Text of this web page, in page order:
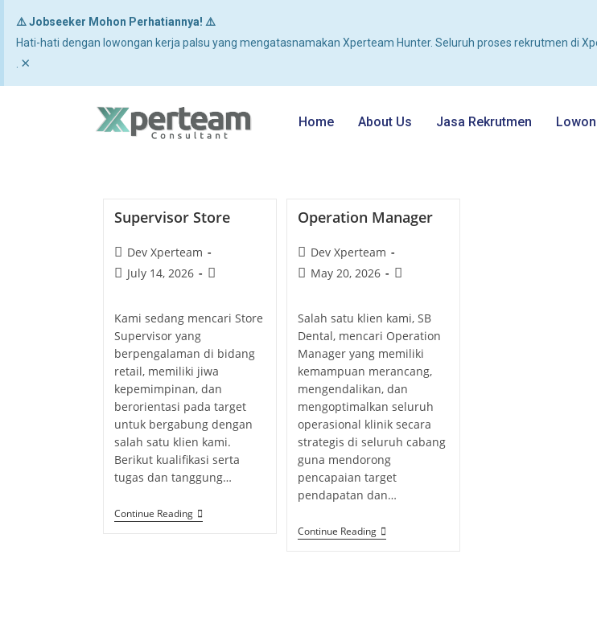
⚠️ Jobseeker Mohon Perhatiannya! ⚠️
Hati-hati dengan lowongan kerja palsu yang mengatasnamakan Xperteam Hunter. Seluruh proses rekrutmen di
×
Home About Us Jasa Rekrutmen
Supervisor Store
Dev Xperteam
July 14, 2026
Kami sedang mencari Store
Supervisor yang
berpengalaman di bidang
retail, memiliki jiwa
kepemimpinan, dan
berorientasi pada target
untuk bergabung dengan
salah satu klien kami.
Berikut kualifikasi serta
tugas dan tanggung…
Continue Reading
Operation Manager
Dev Xperteam
May 20, 2026
Salah satu klien kami, SB
Dental, mencari Operation
Manager yang memiliki
kemampuan merancang,
mengendalikan, dan
mengoptimalkan seluruh
operasional klinik secara
strategis di seluruh cabang
guna mendorong
pencapaian target
pendapatan dan…
Continue Reading